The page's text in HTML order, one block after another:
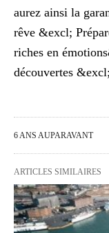
aurez ainsi la
rêve &excl;
riches en
découvertes
6 ANS AUPARAVANT
ARTICLES SIMILAIRES